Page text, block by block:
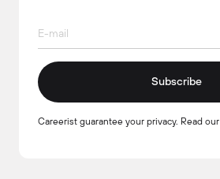
Subscribe
Careerist guarantee your privacy. Read our